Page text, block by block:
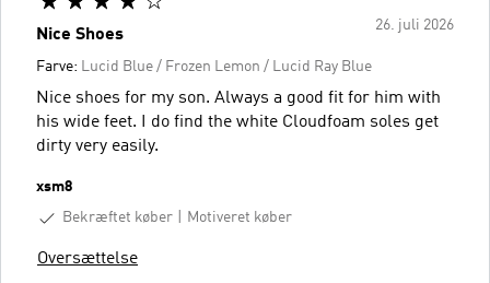
26. juli 2026
Nice Shoes
Farve: Lucid Blue / Frozen Lemon / Lucid Ray Blue
Nice shoes for my son. Always a good fit for him with
his wide feet. I do find the white Cloudfoam soles get
dirty very easily.
xsm8
Bekræftet køber
Motiveret køber
Oversættelse